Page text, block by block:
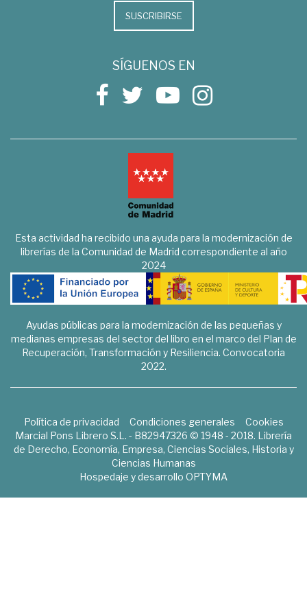
SUSCRIBIRSE
SÍGUENOS EN
Esta actividad ha recibido una ayuda para la modernización de
librerías de la Comunidad de Madrid correspondiente al año
2024
Ayudas públicas para la modernización de las pequeñas y
medianas empresas del sector del libro en el marco del Plan de
Recuperación, Transformación y Resiliencia. Convocatoria
2022.
Política de privacidad Condiciones generales
Cookies
Marcial Pons Librero S.L. - B82947326 © 1948 - 2018. Librería
de Derecho, Economía, Empresa, Ciencias Sociales, Historia y
Ciencias Humanas
Hospedaje y desarrollo OPTYMA